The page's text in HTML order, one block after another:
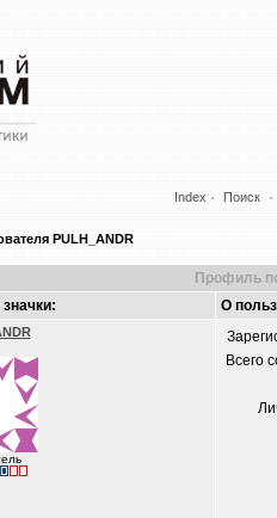
Index Поиск
PULH_ANDR
Профиль
О
Всего